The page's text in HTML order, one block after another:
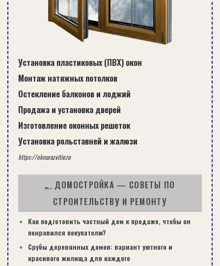
Установка пластиковых (ПВХ) окон
Монтаж натяжных потолков
Остекление балконов и лоджий
Продажа и установка дверей
Изготовление оконных решеток
Установка рольставней и жалюзи
https://oknarazvitie.ru
ДОМОСТРОЙКА — СОВЕТЫ ПО
СТРОИТЕЛЬСТВУ И РЕМОНТУ
Как подготовить частный дом к продаже, чтобы он
понравился покупателю?
Срубы деревянных домов: вариант уютного и
красивого жилища для каждого